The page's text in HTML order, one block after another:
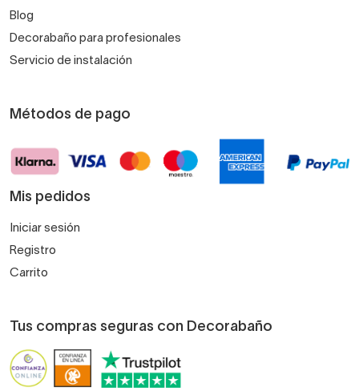
Blog
Decorabaño para profesionales
Servicio de instalación
Métodos de pago
Mis pedidos
Iniciar sesión
Registro
Carrito
Tus compras seguras con Decorabaño